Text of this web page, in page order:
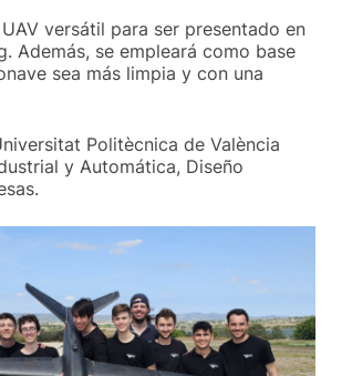
versátil para ser presentado en
Además, se empleará como base
sea más limpia y con una
Politècnica de València
y Automática, Diseño